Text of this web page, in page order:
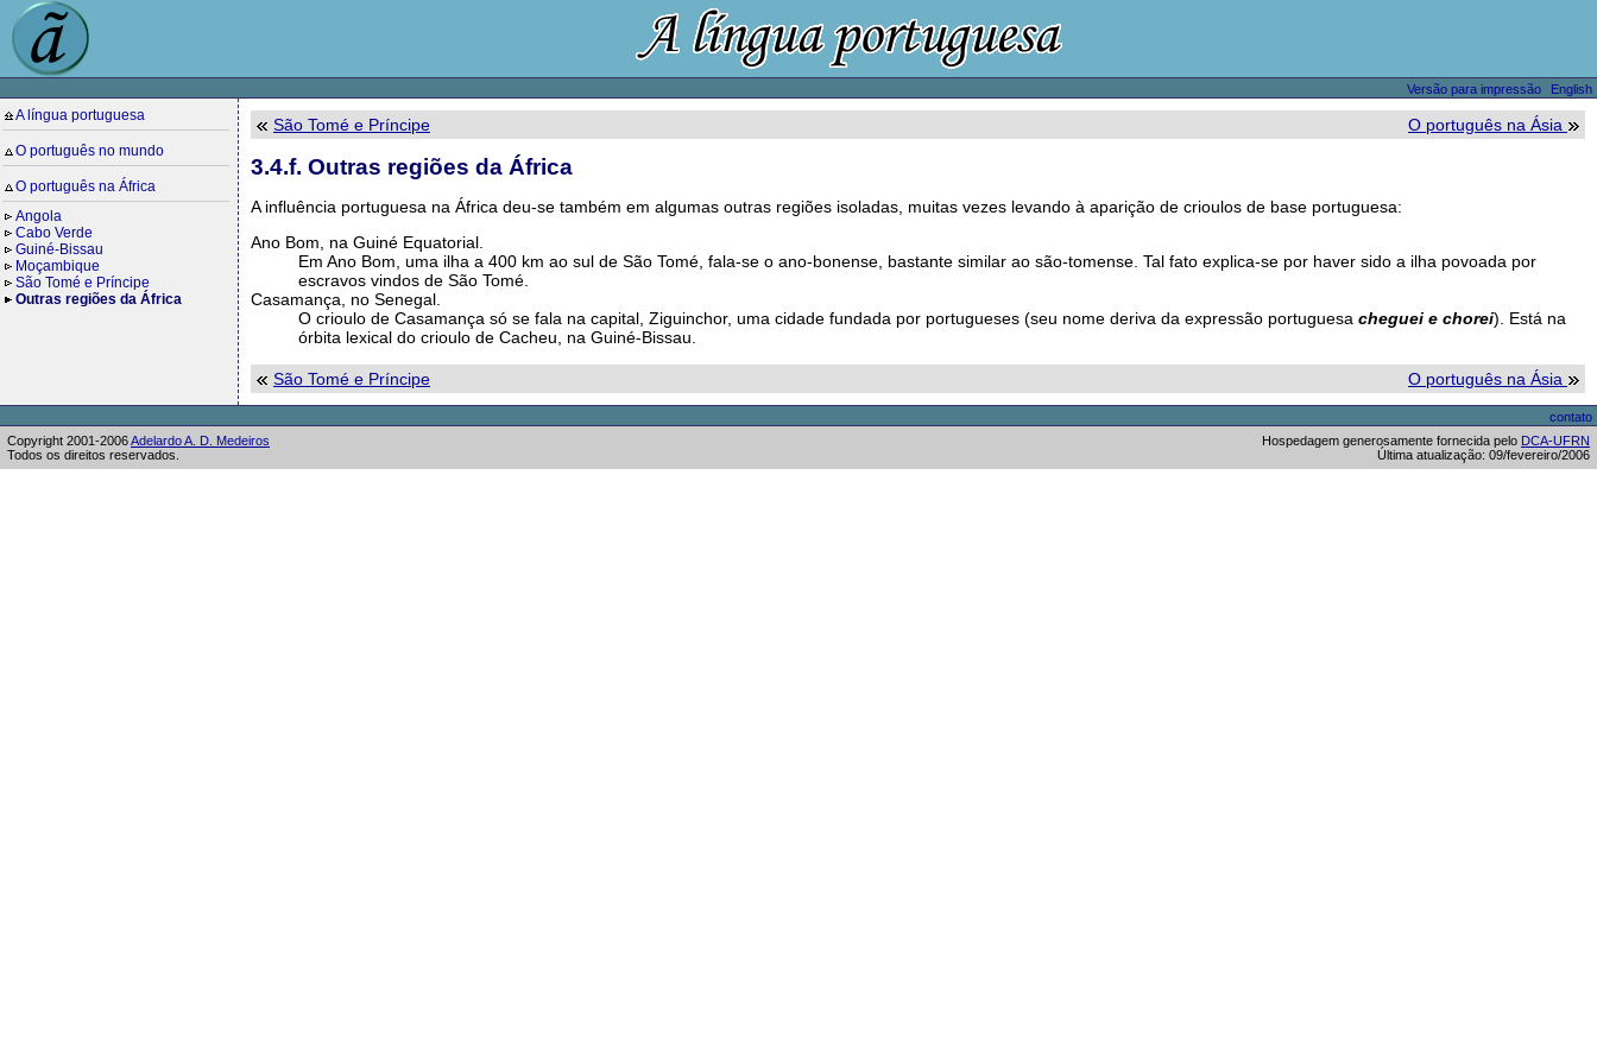
Versão para impressão English
A língua portuguesa
O português no mundo
O português na África
Angola
Cabo Verde
Guiné-Bissau
Moçambique
São Tomé e Príncipe
Outras regiões da África
São Tomé e Príncipe O português na Ásia
3.4.f. Outras regiões da África
A influência portuguesa na África deu-se também em algumas outras regiões isoladas, muitas vezes levando à aparição de crioulos de base portuguesa:
Ano Bom, na Guiné Equatorial.
Em Ano Bom, uma ilha a 400 km ao sul de São Tomé, fala-se o ano-bonense, bastante similar ao são-tomense. Tal fato explica-se por haver sido a ilha povoada por
escravos vindos de São Tomé.
Casamança, no Senegal.
O crioulo de Casamança só se fala na capital, Ziguinchor, uma cidade fundada por portugueses (seu nome deriva da expressão portuguesa cheguei e chorei). Está na
órbita lexical do crioulo de Cacheu, na Guiné-Bissau.
São Tomé e Príncipe O português na Ásia
contato
Copyright 2001-2006Adelardo A. D. Medeiros
Todos os direitos reservados.
Hospedagem generosamente fornecida pelo DCA-UFRN
Última atualização: 09/fevereiro/2006